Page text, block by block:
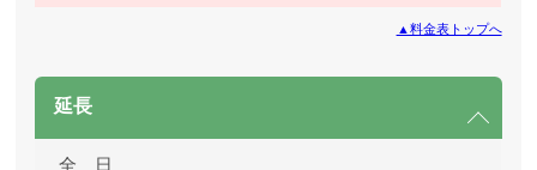
▲料金表トップへ
延長
全 日